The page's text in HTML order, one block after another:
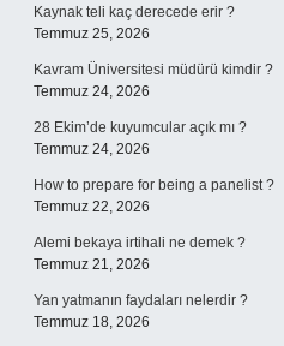
Kaynak teli kaç derecede erir ?
Temmuz 25, 2026
Kavram Üniversitesi müdürü kimdir ?
Temmuz 24, 2026
28 Ekim’de kuyumcular açık mı ?
Temmuz 24, 2026
How to prepare for being a panelist ?
Temmuz 22, 2026
Alemi bekaya irtihali ne demek ?
Temmuz 21, 2026
Yan yatmanın faydaları nelerdir ?
Temmuz 18, 2026